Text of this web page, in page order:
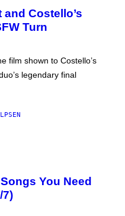
Costello’s
Turn
film shown to Costello’s
legendary final
You Need
7)